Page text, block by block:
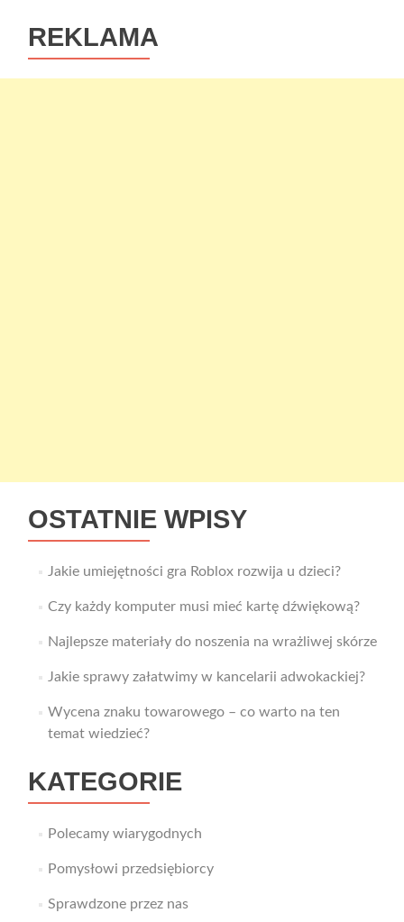
REKLAMA
OSTATNIE WPISY
Jakie umiejętności gra Roblox rozwija u dzieci?
Czy każdy komputer musi mieć kartę dźwiękową?
Najlepsze materiały do noszenia na wrażliwej skórze
Jakie sprawy załatwimy w kancelarii adwokackiej?
Wycena znaku towarowego – co warto na ten
temat wiedzieć?
KATEGORIE
Polecamy wiarygodnych
Pomysłowi przedsiębiorcy
Sprawdzone przez nas